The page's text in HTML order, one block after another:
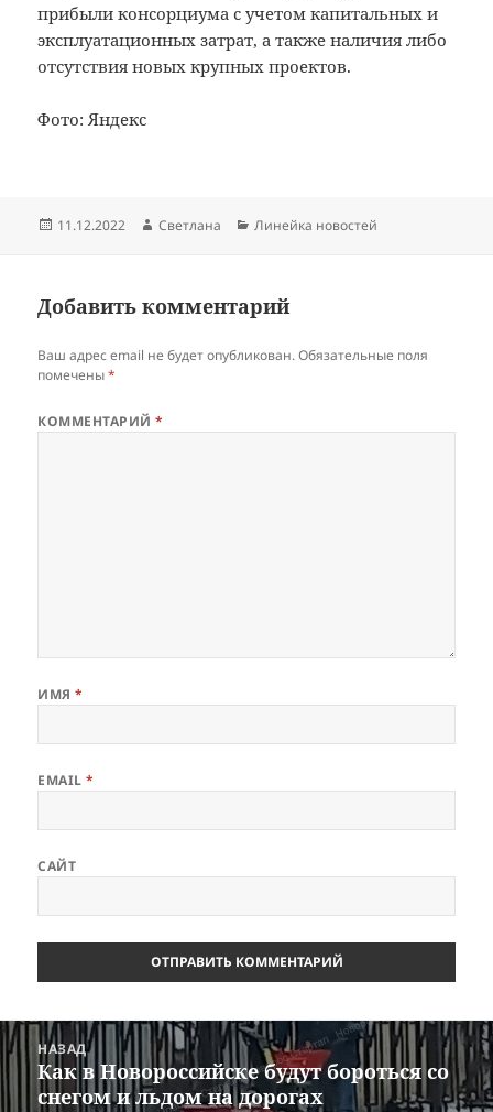
прибыли консорциума с учетом капитальных и
эксплуатационных затрат, а также наличия либо
отсутствия новых крупных проектов.
Фото: Яндекс
Опубликовано
11.12.2022 Автор
Светлана Рубрики
Линейка новостей
Добавить комментарий
Ваш адрес email не будет опубликован. Обязательные поля
помечены*
КОММЕНТАРИЙ*
ИМЯ*
EMAIL*
САЙТ
Навигация
по
записям
НАЗАД
Предыдущая
запись:
Как в Новороссийске будут бороться со
снегом и льдом на дорогах